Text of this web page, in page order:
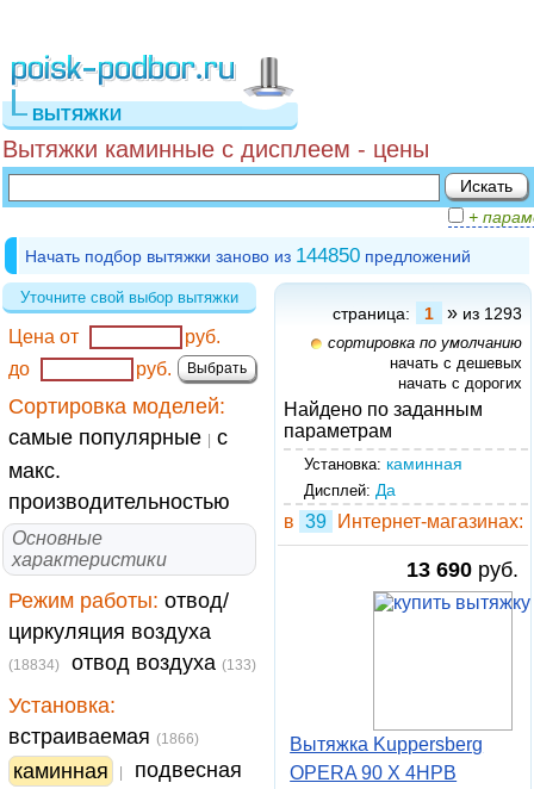
ВЫТЯЖКИ
Вытяжки каминные с дисплеем - цены
+
Начать подбор вытяжки заново из 144850 предложений
Уточните свой выбор вытяжки
Цена от
руб.
до
руб.
Сортировка моделей:
самые популярные
с
макс.
производительностью
Основные
характеристики
Режим работы: отвод/
циркуляция воздуха
(18834) отвод воздуха (133)
Установка:
встраиваемая (1866)
каминная подвесная
страница: 1 » из 1293
сортировка по умолчанию
начать с дешевых
начать с дорогих
Найдено по заданным
параметрам
Установка: каминная
Дисплей: Да
в 39 Интернет-магазинах:
13 690 руб.
Вытяжка Kuppersberg
OPERA 90 X 4HPB